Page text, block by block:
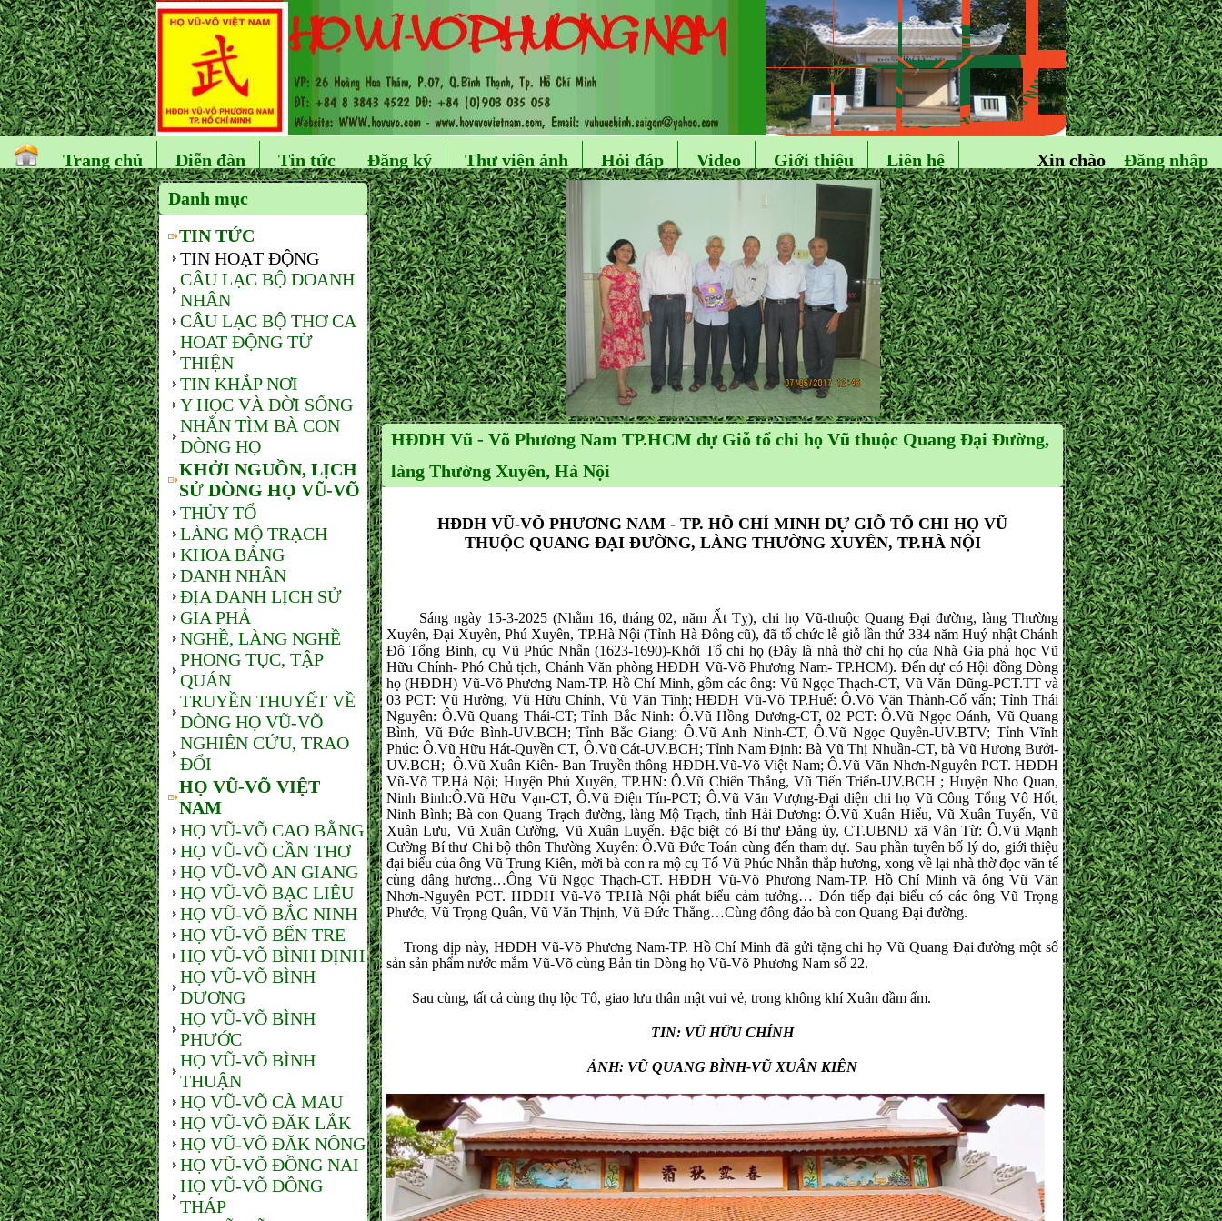
Trang chủ Diễn đàn Tin tức Đăng ký Thư viện ảnh Hỏi đáp Video Giới thiệu Liên hệ Đăng nhập
Xin chào
Danh mục
TIN TỨC
TIN HOẠT ĐỘNG
CÂU LẠC BỘ DOANH
NHÂN
CÂU LẠC BỘ THƠ CA
HOAT ĐỘNG TỪ
THIỆN
TIN KHẮP NƠI
Y HỌC VÀ ĐỜI SỐNG
NHẮN TÌM BÀ CON
DÒNG HỌ
KHỞI NGUỒN, LỊCH
SỬ DÒNG HỌ VŨ-VÕ
THỦY TỔ
LÀNG MỘ TRẠCH
KHOA BẢNG
DANH NHÂN
ĐỊA DANH LỊCH SỬ
GIA PHẢ
NGHỀ, LÀNG NGHỀ
PHONG TỤC, TẬP
QUÁN
TRUYỀN THUYẾT VỀ
DÒNG HỌ VŨ-VÕ
NGHIÊN CỨU, TRAO
ĐỔI
HỌ VŨ-VÕ VIỆT
NAM
HỌ VŨ-VÕ CAO BẰNG
HỌ VŨ-VÕ CẦN THƠ
HỌ VŨ-VÕ AN GIANG
HỌ VŨ-VÕ BẠC LIÊU
HỌ VŨ-VÕ BẮC NINH
HỌ VŨ-VÕ BẾN TRE
HỌ VŨ-VÕ BÌNH ĐỊNH
HỌ VŨ-VÕ BÌNH
DƯƠNG
HỌ VŨ-VÕ BÌNH
PHƯỚC
HỌ VŨ-VÕ BÌNH
THUẬN
HỌ VŨ-VÕ CÀ MAU
HỌ VŨ-VÕ ĐĂK LẮK
HỌ VŨ-VÕ ĐĂK NÔNG
HỌ VŨ-VÕ ĐỒNG NAI
HỌ VŨ-VÕ ĐỒNG
THÁP
HĐDH Vũ - Võ Phương Nam TP.HCM dự Giỗ tổ chi họ Vũ thuộc Quang Đại Đường,
làng Thường Xuyên, Hà Nội
HĐDH VŨ-VÕ PHƯƠNG NAM - TP. HỒ CHÍ MINH DỰ GIỖ TỔ CHI HỌ VŨ
THUỘC QUANG ĐẠI ĐƯỜNG, LÀNG THƯỜNG XUYÊN, TP.HÀ NỘI
Sáng ngày 15-3-2025 (Nhằm 16, tháng 02, năm Ất Tỵ), chi họ Vũ-thuộc Quang Đại đường, làng Thường
Xuyên, Đại Xuyên, Phú Xuyên, TP.Hà Nội (Tỉnh Hà Đông cũ), đã tổ chức lễ giỗ lần thứ 334 năm Huý nhật Chánh
Đô Tổng Binh, cụ Vũ Phúc Nhẫn (1623-1690)-Khởi Tổ chi họ (Đây là nhà thờ chi họ của Nhà Gia phả học Vũ
Hữu Chính- Phó Chủ tịch, Chánh Văn phòng HĐDH Vũ-Võ Phương Nam- TP.HCM). Đến dự có Hội đồng Dòng
họ (HĐDH) Vũ-Võ Phương Nam-TP. Hồ Chí Minh, gồm các ông: Vũ Ngọc Thạch-CT, Vũ Văn Dũng-PCT.TT và
03 PCT: Vũ Hường, Vũ Hữu Chính, Vũ Văn Tĩnh; HĐDH Vũ-Võ TP.Huế: Ô.Võ Văn Thành-Cố vấn; Tỉnh Thái
Nguyên: Ô.Vũ Quang Thái-CT; Tỉnh Bắc Ninh: Ô.Vũ Hồng Dương-CT, 02 PCT: Ô.Vũ Ngọc Oánh, Vũ Quang
Bình, Vũ Đức Bình-UV.BCH; Tỉnh Bắc Giang: Ô.Vũ Anh Ninh-CT, Ô.Vũ Ngọc Quyền-UV.BTV; Tỉnh Vĩnh
Phúc: Ô.Vũ Hữu Hát-Quyền CT, Ô.Vũ Cát-UV.BCH; Tỉnh Nam Định: Bà Vũ Thị Nhuần-CT, bà Vũ Hương Bưởi-
UV.BCH; Ô.Vũ Xuân Kiên- Ban Truyền thông HĐDH.Vũ-Võ Việt Nam; Ô.Vũ Văn Nhơn-Nguyên PCT. HĐDH
Vũ-Võ TP.Hà Nội; Huyện Phú Xuyên, TP.HN: Ô.Vũ Chiến Thắng, Vũ Tiến Triển-UV.BCH ; Huyện Nho Quan,
Ninh Binh:Ô.Vũ Hữu Vạn-CT, Ô.Vũ Điện Tín-PCT; Ô.Vũ Văn Vượng-Đại diện chi họ Vũ Công Tổng Vô Hốt,
Ninh Bình; Bà con Quang Trạch đường, làng Mộ Trạch, tỉnh Hải Dương: Ô.Vũ Xuân Hiểu, Vũ Xuân Tuyến, Vũ
Xuân Lưu, Vũ Xuân Cường, Vũ Xuân Luyến. Đặc biệt có Bí thư Đảng ủy, CT.UBND xã Vân Từ: Ô.Vũ Mạnh
Cường Bí thư Chi bộ thôn Thường Xuyên: Ô.Vũ Đức Toán cùng đến tham dự. Sau phần tuyên bố lý do, giới thiệu
đại biểu của ông Vũ Trung Kiên, mời bà con ra mộ cụ Tổ Vũ Phúc Nhẫn thắp hương, xong về lại nhà thờ đọc văn tế
cùng dâng hương…Ông Vũ Ngọc Thạch-CT. HĐDH Vũ-Võ Phương Nam-TP. Hồ Chí Minh vã ông Vũ Văn
Nhơn-Nguyên PCT. HĐDH Vũ-Võ TP.Hà Nội phát biểu cảm tưởng… Đón tiếp đại biểu có các ông Vũ Trọng
Phước, Vũ Trọng Quân, Vũ Văn Thịnh, Vũ Đức Thắng…Cùng đông đảo bà con Quang Đại đường.
Trong dịp này, HĐDH Vũ-Võ Phương Nam-TP. Hồ Chí Minh đã gửi tặng chi họ Vũ Quang Đại đường một số
sản sản phẩm nước mắm Vũ-Võ cùng Bản tin Dòng họ Vũ-Võ Phương Nam số 22.
Sau cùng, tất cả cùng thụ lộc Tổ, giao lưu thân mật vui vẻ, trong không khí Xuân đầm ấm.
TIN: VŨ HỮU CHÍNH
ẢNH: VŨ QUANG BÌNH-VŨ XUÂN KIÊN